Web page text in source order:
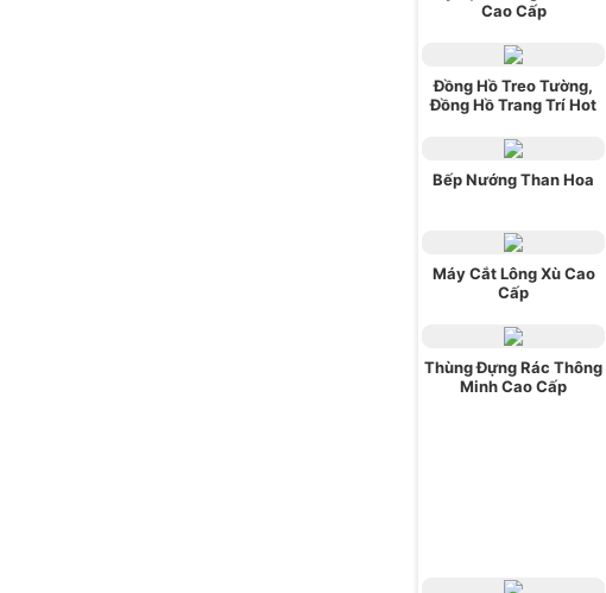
Cao Cấp
Đồng Hồ Treo Tường,
Đồng Hồ Trang Trí Hot
Bếp Nướng Than Hoa
Máy Cắt Lông Xù Cao
Cấp
Thùng Đựng Rác Thông
Minh Cao Cấp